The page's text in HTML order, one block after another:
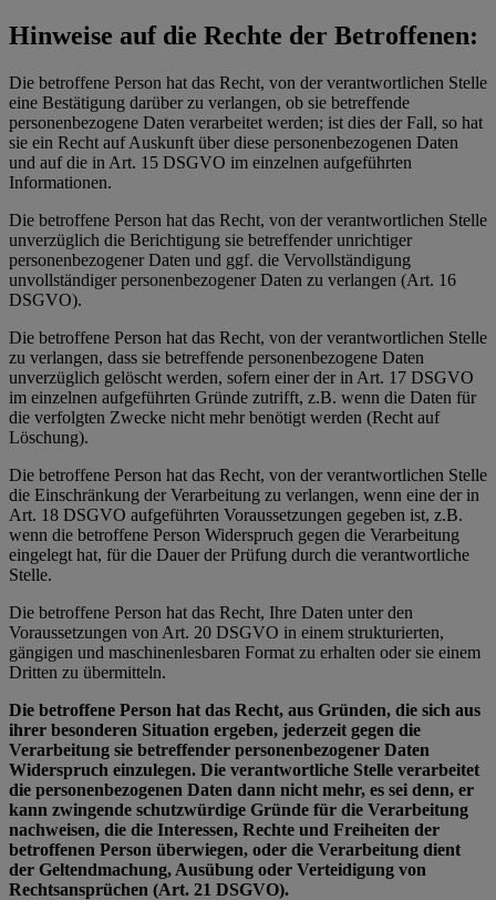
Hinweise auf die Rechte der Betroffenen:
Die betroffene Person hat das Recht, von der verantwortlichen Stelle
eine Bestätigung darüber zu verlangen, ob sie betreffende
personenbezogene Daten verarbeitet werden; ist dies der Fall, so hat
sie ein Recht auf Auskunft über diese personenbezogenen Daten
und auf die in Art. 15 DSGVO im einzelnen aufgeführten
Informationen.
Die betroffene Person hat das Recht, von der verantwortlichen Stelle
unverzüglich die Berichtigung sie betreffender unrichtiger
personenbezogener Daten und ggf. die Vervollständigung
unvollständiger personenbezogener Daten zu verlangen (Art. 16
DSGVO).
Die betroffene Person hat das Recht, von der verantwortlichen Stelle
zu verlangen, dass sie betreffende personenbezogene Daten
unverzüglich gelöscht werden, sofern einer der in Art. 17 DSGVO
im einzelnen aufgeführten Gründe zutrifft, z.B. wenn die Daten für
die verfolgten Zwecke nicht mehr benötigt werden (Recht auf
Löschung).
Die betroffene Person hat das Recht, von der verantwortlichen Stelle
die Einschränkung der Verarbeitung zu verlangen, wenn eine der in
Art. 18 DSGVO aufgeführten Voraussetzungen gegeben ist, z.B.
wenn die betroffene Person Widerspruch gegen die Verarbeitung
eingelegt hat, für die Dauer der Prüfung durch die verantwortliche
Stelle.
Die betroffene Person hat das Recht, Ihre Daten unter den
Voraussetzungen von Art. 20 DSGVO in einem strukturierten,
gängigen und maschinenlesbaren Format zu erhalten oder sie einem
Dritten zu übermitteln.
Die betroffene Person hat das Recht, aus Gründen, die sich aus
ihrer besonderen Situation ergeben, jederzeit gegen die
Verarbeitung sie betreffender personenbezogener Daten
Widerspruch einzulegen. Die verantwortliche Stelle verarbeitet
die personenbezogenen Daten dann nicht mehr, es sei denn, er
kann zwingende schutzwürdige Gründe für die Verarbeitung
nachweisen, die die Interessen, Rechte und Freiheiten der
betroffenen Person überwiegen, oder die Verarbeitung dient
der Geltendmachung, Ausübung oder Verteidigung von
Rechtsansprüchen (Art. 21 DSGVO).